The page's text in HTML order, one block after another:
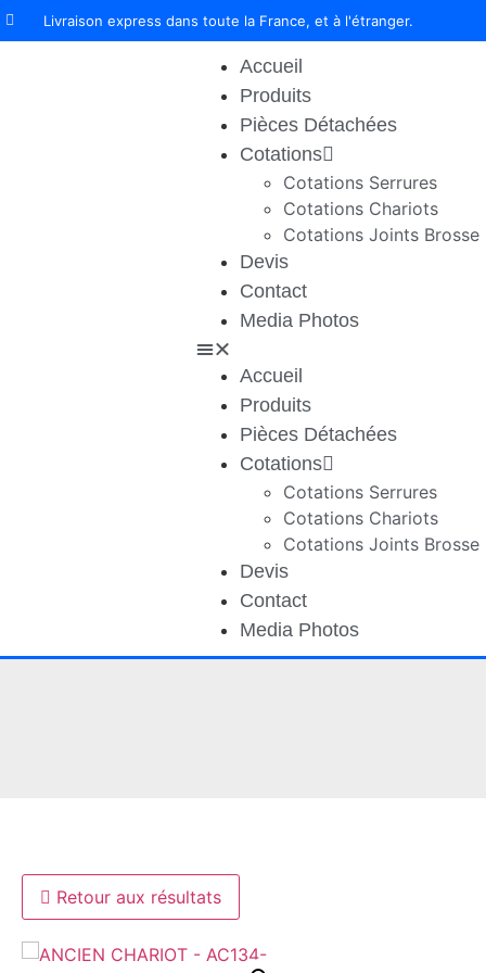
Livraison express dans toute la France, et à l'étranger.
Accueil
Produits
Pièces Détachées
Cotations
Cotations Serrures
Cotations Chariots
Cotations Joints Brosse
Devis
Contact
Media Photos
Accueil
Produits
Pièces Détachées
Cotations
Cotations Serrures
Cotations Chariots
Cotations Joints Brosse
Devis
Contact
Media Photos
Retour aux résultats